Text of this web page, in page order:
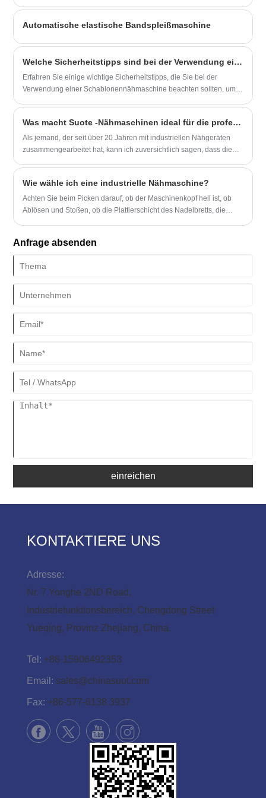
Automatische elastische Bandspleißmaschine
Welche Sicherheitstipps sind bei der Verwendung einer Schablonennähmaschine zu beachten?
Erfahren Sie einige wichtige Sicherheitstipps, die Sie bei der
Verwendung einer Schablonennähmaschine beachten sollten, um
Was macht Suote -Nähmaschinen ideal für die professionelle Kleidungsproduktion?
Als jemand, der seit über 20 Jahren mit industriellen Nähgeräten
zusammengearbeitet hat, kann ich zuversichtlich sagen, dass die
von High-End-Anzugherstellern konsequent bevorzugt? Lassen Sie
mich teilen, was diese Maschinen von der Konkurrenz
unterscheidet.
Wie wähle ich eine industrielle Nähmaschine?
Achten Sie beim Picken darauf, ob der Maschinenkopf hell ist, ob
Ablösen und Stoßen, ob die Plattierschicht des Nadelbretts, die
Anfrage absenden
einreichen
KONTAKTIERE UNS
Adresse:
Nr. 7 Yonghe 2ND Road,
Industriefunktionsbereich, Chengdong Street
Yueqing, Provinz Zhejiang, China.
Tel: +86-15906492353
Email: sales@chinasuot.com
Fax: +86-577-6138 3937